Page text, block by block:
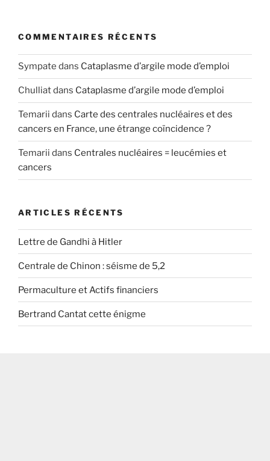
COMMENTAIRES RÉCENTS
Sympate dans Cataplasme d’argile mode d’emploi
Chulliatdans Cataplasme d’argile mode d’emploi
Temarii dans Carte des centrales nucléaires et des
cancers en France, une étrange coïncidence ?
Temarii dans Centrales nucléaires = leucémies et
cancers
ARTICLES RÉCENTS
Lettre de Gandhi à Hitler
Centrale de Chinon : séisme de 5,2
Permaculture et Actifs financiers
Bertrand Cantat cette énigme